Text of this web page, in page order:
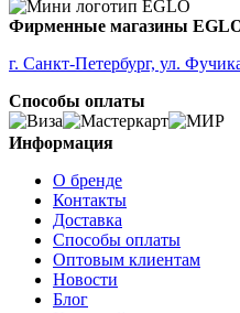
Фирменные магазины
г. Санкт-Петербург, ул.
Способы оплаты
Информация
О бренде
Контакты
Доставка
Способы оплаты
Оптовым клиентам
Новости
Блог